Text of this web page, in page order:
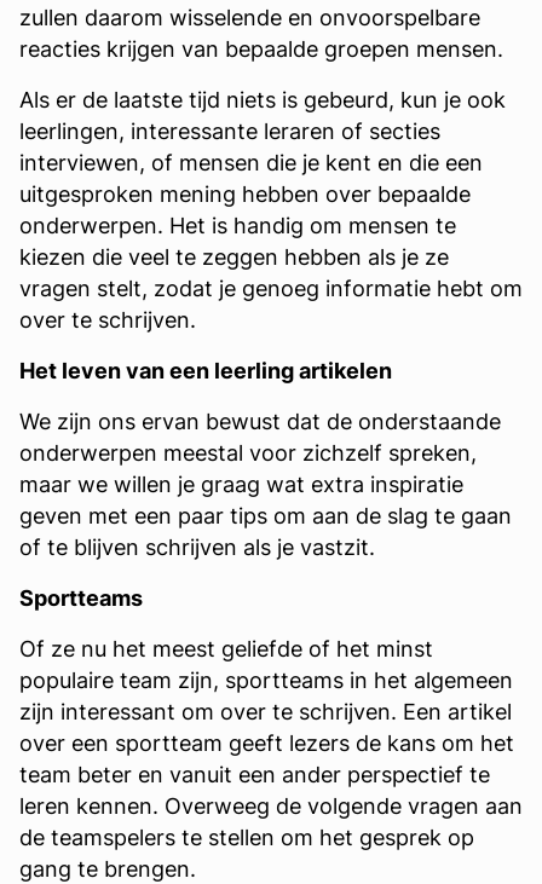
zullen daarom wisselende en onvoorspelbare
reacties krijgen van bepaalde groepen mensen.
Als er de laatste tijd niets is gebeurd, kun je ook
leerlingen, interessante leraren of secties
interviewen, of mensen die je kent en die een
uitgesproken mening hebben over bepaalde
onderwerpen. Het is handig om mensen te
kiezen die veel te zeggen hebben als je ze
vragen stelt, zodat je genoeg informatie hebt om
over te schrijven.
Het leven van een leerling artikelen
We zijn ons ervan bewust dat de onderstaande
onderwerpen meestal voor zichzelf spreken,
maar we willen je graag wat extra inspiratie
geven met een paar tips om aan de slag te gaan
of te blijven schrijven als je vastzit.
Sportteams
Of ze nu het meest geliefde of het minst
populaire team zijn, sportteams in het algemeen
zijn interessant om over te schrijven. Een artikel
over een sportteam geeft lezers de kans om het
team beter en vanuit een ander perspectief te
leren kennen. Overweeg de volgende vragen aan
de teamspelers te stellen om het gesprek op
gang te brengen.